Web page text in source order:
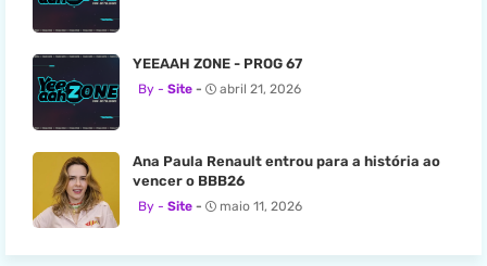
YEEAAH ZONE - PROG 67
Site abril 21, 2026
Ana Paula Renault entrou para a história ao
vencer o BBB26
Site maio 11, 2026